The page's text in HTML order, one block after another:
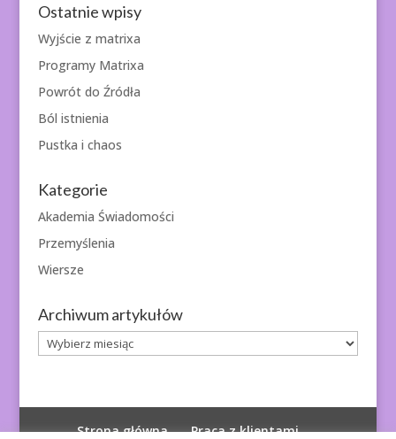
Ostatnie wpisy
Wyjście z matrixa
Programy Matrixa
Powrót do Źródła
Ból istnienia
Pustka i chaos
Kategorie
Akademia Świadomości
Przemyślenia
Wiersze
Archiwum artykułów
Archiwum
artykułów
Strona główna Praca z klientami